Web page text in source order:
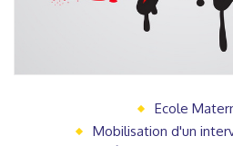
Ecole
Mobilisation d'un